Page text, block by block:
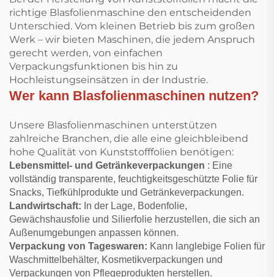
richtige Blasfolienmaschine den entscheidenden
Unterschied. Vom kleinen Betrieb bis zum großen
Werk – wir bieten Maschinen, die jedem Anspruch
gerecht werden, von einfachen
Verpackungsfunktionen bis hin zu
Hochleistungseinsätzen in der Industrie.
Wer kann Blasfolienmaschinen nutzen?
Unsere Blasfolienmaschinen unterstützen
zahlreiche Branchen, die alle eine gleichbleibend
hohe Qualität von Kunststofffolien benötigen:
Lebensmittel- und Getränkeverpackungen : Eine
vollständig transparente, feuchtigkeitsgeschützte Folie für
Snacks, Tiefkühlprodukte und Getränkeverpackungen.
Landwirtschaft: In der Lage, Bodenfolie,
Gewächshausfolie und Silierfolie herzustellen, die sich an
Außenumgebungen anpassen können.
Verpackung von Tageswaren: Kann langlebige Folien für
Waschmittelbehälter, Kosmetikverpackungen und
Verpackungen von Pflegeprodukten herstellen.